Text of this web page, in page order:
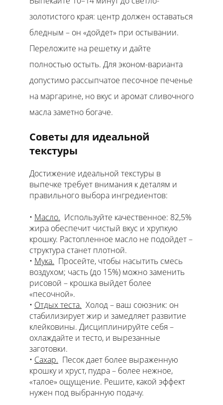
золотистого края: центр должен оставаться
бледным – он «дойдет» при остывании.
Переложите на решетку и дайте
полностью остыть. Для эконом-варианта
допустимо рассыпчатое песочное печенье
на маргарине, но вкус и аромат сливочного
масла заметно богаче.
Советы для идеальной
текстуры
Достижение идеальной текстуры в
выпечке требует внимания к деталям и
правильного выбора ингредиентов:
Масло. Используйте качественное: 82,5%
жира обеспечит чистый вкус и хрупкую
крошку. Растопленное масло не подойдет –
структура станет плотной.
Мука. Просейте, чтобы насытить смесь
воздухом; часть (до 15%) можно заменить
рисовой – крошка выйдет более
«песочной».
Отдых теста. Холод – ваш союзник: он
стабилизирует жир и замедляет развитие
клейковины. Дисциплинируйте себя –
охлаждайте и тесто, и вырезанные
заготовки.
Сахар. Песок дает более выраженную
крошку и хруст, пудра – более нежное,
«талое» ощущение. Решите, какой эффект
нужен под выбранную подачу.